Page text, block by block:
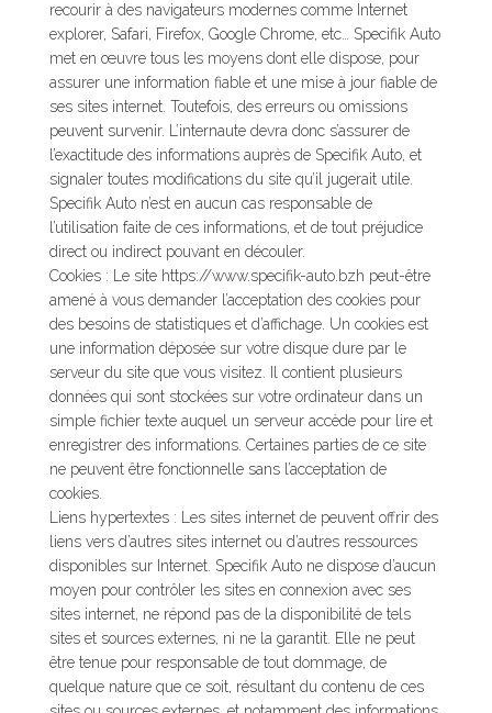
recourir à des navigateurs modernes comme Internet
explorer, Safari, Firefox, Google Chrome, etc… Specifik Auto
met en œuvre tous les moyens dont elle dispose, pour
assurer une information fiable et une mise à jour fiable de
ses sites internet. Toutefois, des erreurs ou omissions
peuvent survenir. L’internaute devra donc s’assurer de
l’exactitude des informations auprès de Specifik Auto, et
signaler toutes modifications du site qu’il jugerait utile.
Specifik Auto n’est en aucun cas responsable de
l’utilisation faite de ces informations, et de tout préjudice
direct ou indirect pouvant en découler.
Cookies : Le site https://www.specifik-auto.bzh peut-être
amené à vous demander l’acceptation des cookies pour
des besoins de statistiques et d’affichage. Un cookies est
une information déposée sur votre disque dure par le
serveur du site que vous visitez. Il contient plusieurs
données qui sont stockées sur votre ordinateur dans un
simple fichier texte auquel un serveur accède pour lire et
enregistrer des informations. Certaines parties de ce site
ne peuvent être fonctionnelle sans l’acceptation de
cookies.
Liens hypertextes : Les sites internet de peuvent offrir des
liens vers d’autres sites internet ou d’autres ressources
disponibles sur Internet. Specifik Auto ne dispose d’aucun
moyen pour contrôler les sites en connexion avec ses
sites internet, ne répond pas de la disponibilité de tels
sites et sources externes, ni ne la garantit. Elle ne peut
être tenue pour responsable de tout dommage, de
quelque nature que ce soit, résultant du contenu de ces